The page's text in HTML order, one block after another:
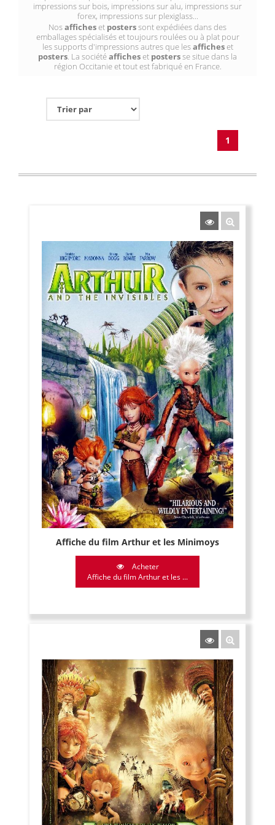
impressions sur bois, impressions sur alu, impressions sur
forex, impressions sur plexiglass...
Nosafficheset posterssont expédiées dans des
emballages spécialisés et toujours roulées ou à plat pour
les supports d'impressions autres que lesafficheset
posters. La sociétéafficheset postersse situe dans la
région Occitanie et tout est fabriqué en France.
1
Affiche du film Arthur et les Minimoys
Acheter
Affiche du film Arthur et les ...